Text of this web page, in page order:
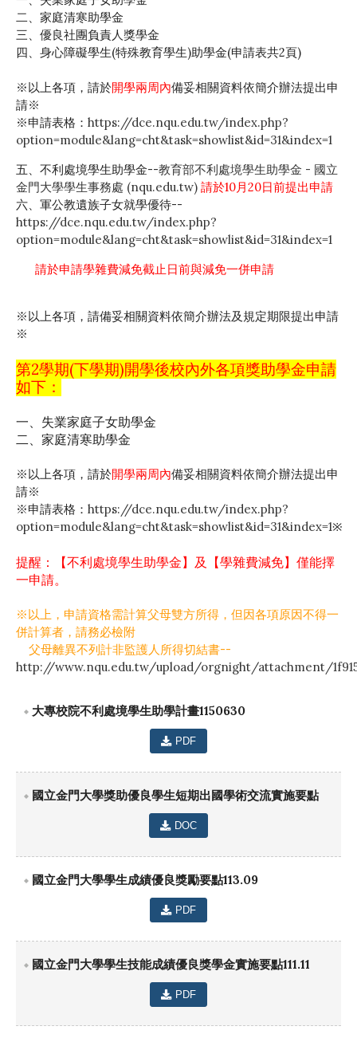
二、家庭清寒助學金
三、優良社團負責人獎學金
四、身心障礙學生(特殊教育學生)助學金(申請表共2頁)
※以上各項，請於開學兩周內備妥相關資料依簡介辦法提出申
請※
※申請表格： https://dce.nqu.edu.tw/index.php?
option=module&lang=cht&task=showlist&id=31&index=1
五、不利處境學生助學金--教育部不利處境學生助學金 - 國立
金門大學學生事務處 (nqu.edu.tw) 請於10月20日前提出申請
六、軍公教遺族子女就學優待--
https://dce.nqu.edu.tw/index.php?
option=module&lang=cht&task=showlist&id=31&index=1
請於申請學雜費減免截止日前與減免一併申請
※以上各項，請備妥相關資料依簡介辦法及規定期限提出申請
※
第2學期(下學期)開學後校內外各項獎助學金申請
如下：
一、失業家庭子女助學金
二、家庭清寒助學金
※以上各項，請於開學兩周內備妥相關資料依簡介辦法提出申
請※
※申請表格： https://dce.nqu.edu.tw/index.php?
option=module&lang=cht&task=showlist&id=31&index=1※
提醒：【不利處境學生助學金】及【學雜費減免】僅能擇
一申請。
※以上，申請資格需計算父母雙方所得，但因各項原因不得一
併計算者，請務必檢附
父母離異不列計非監護人所得切結書--
http://www.nqu.edu.tw/upload/orgnight/attachment/
大專校院不利處境學生助學計畫1150630
PDF
國立金門大學獎助優良學生短期出國學術交流實施要點
DOC
國立金門大學學生成績優良獎勵要點113.09
PDF
國立金門大學學生技能成績優良獎學金實施要點111.11
PDF